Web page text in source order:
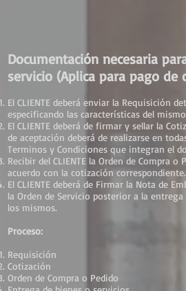
Documentación necesaria
servicio (Aplica para pago de
El CLIENTE deberá enviar la Requisición
especificando las características del
El CLIENTE deberá de firmar y sellar la
de aceptación deberá de realizarse en
Terminos y Condiciones que integran el
Recibir del CLIENTE la Orden de Compra
acuerdo con la cotización correspondiente .
El CLIENTE deberá de Firmar la Nota de
la Orden de Servicio posterior a la
los mismos.
Proceso:
Requisición
Cotización
Orden de Compra o Pedido